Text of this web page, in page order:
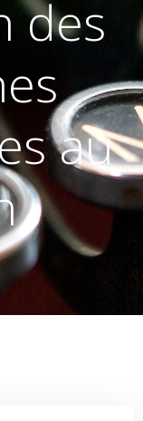
des
au